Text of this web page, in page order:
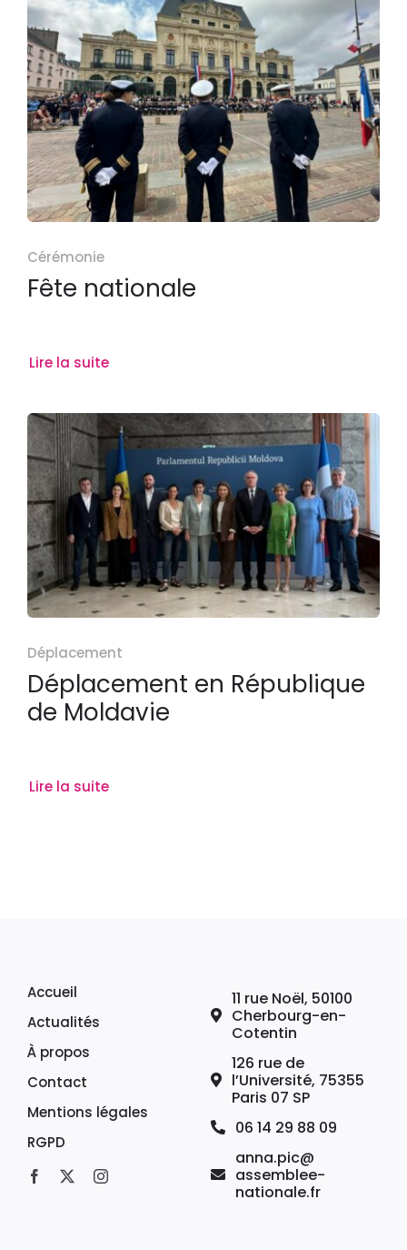
Cérémonie
Fête nationale
Lire la suite
Déplacement
Déplacement en République
de Moldavie
Lire la suite
Accueil
Actualités
À propos
Contact
Mentions légales
RGPD
11 rue Noël, 50100
Cherbourg-en-
Cotentin
126 rue de
l’Université, 75355
Paris 07 SP
06 14 29 88 09
anna.pic@
assemblee-
nationale.fr